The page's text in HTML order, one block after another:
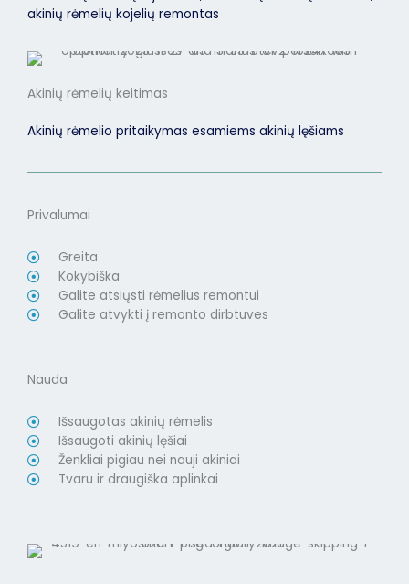
akinių rėmelių kojelių remontas
Akinių rėmelių keitimas
Akinių rėmelio pritaikymas esamiems akinių lęšiams
Privalumai
Greita
Kokybiška
Galite atsiųsti rėmelius remontui
Galite atvykti į remonto dirbtuves
Nauda
Išsaugotas akinių rėmelis
Išsaugoti akinių lęšiai
Ženkliai pigiau nei nauji akiniai
Tvaru ir draugiška aplinkai